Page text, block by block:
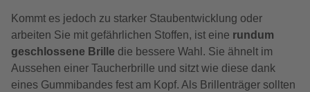
Kommt es jedoch zu starker Staubentwicklung oder
arbeiten Sie mit gefährlichen Stoffen, ist eine rundum
geschlossene Brille die bessere Wahl. Sie ähnelt im
Aussehen einer Taucherbrille und sitzt wie diese dank
eines Gummibandes fest am Kopf. Als Brillenträger sollten